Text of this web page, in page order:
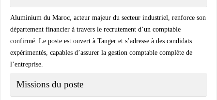
Aluminium du Maroc, acteur majeur du secteur industriel, renforce son
département financier à travers le recrutement d’un comptable
confirmé. Le poste est ouvert à Tanger et s’adresse à des candidats
expérimentés, capables d’assurer la gestion comptable complète de
l’entreprise.
Missions du poste